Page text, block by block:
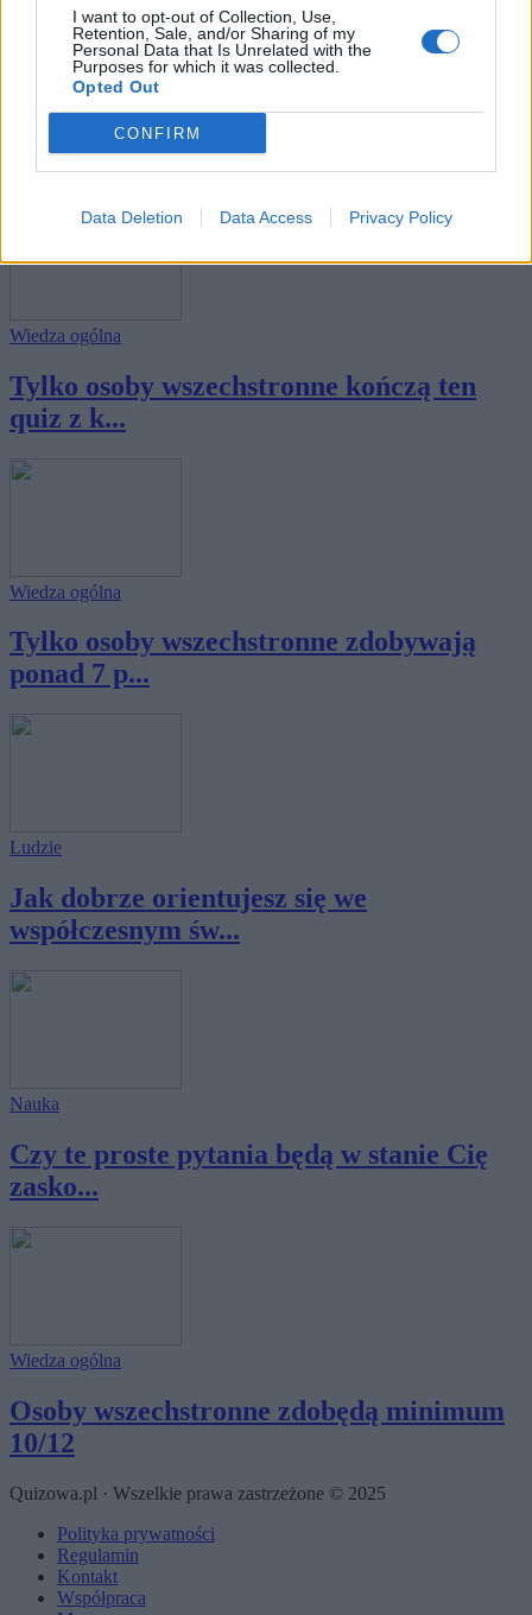
I want to opt-out of Collection, Use,
Retention, Sale, and/or Sharing of my
Personal Data that Is Unrelated with the
Purposes for which it was collected.
Opted Out
CONFIRM
Data Deletion Data Access Privacy Policy
Wiedza ogólna
Tylko osoby wszechstronne mają szansę
na dobr...
Wiedza ogólna
Tylko osoby wszechstronne kończą ten
quiz z k...
Wiedza ogólna
Tylko osoby wszechstronne zdobywają
ponad 7 p...
Ludzie
Jak dobrze orientujesz się we
współczesnym św...
Nauka
Czy te proste pytania będą w stanie Cię
zasko...
Wiedza ogólna
Osoby wszechstronne zdobędą minimum
10/12
Quizowa.pl · Wszelkie prawa zastrzeżone © 2025
Polityka prywatności
Regulamin
Kontakt
Współpraca